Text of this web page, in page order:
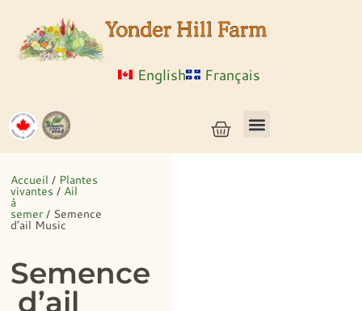
English Français
Accueil / Plantes
vivantes/ Ail
à
semer/ Semence
d’ail Music
Semence
d’ail